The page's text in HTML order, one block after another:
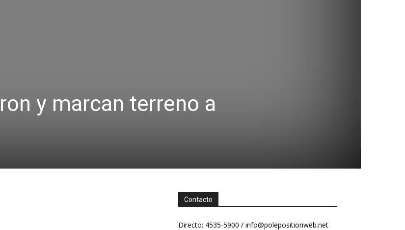
y marcan terreno a
Contacto
Directo: 4535-5900 / info@polepositionweb.net